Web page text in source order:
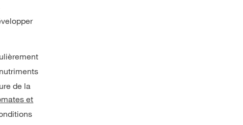
de la
et